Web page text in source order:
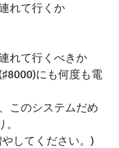
れて行くか
れて行くべきか
にも何度も電
このシステムだめ
してください。)